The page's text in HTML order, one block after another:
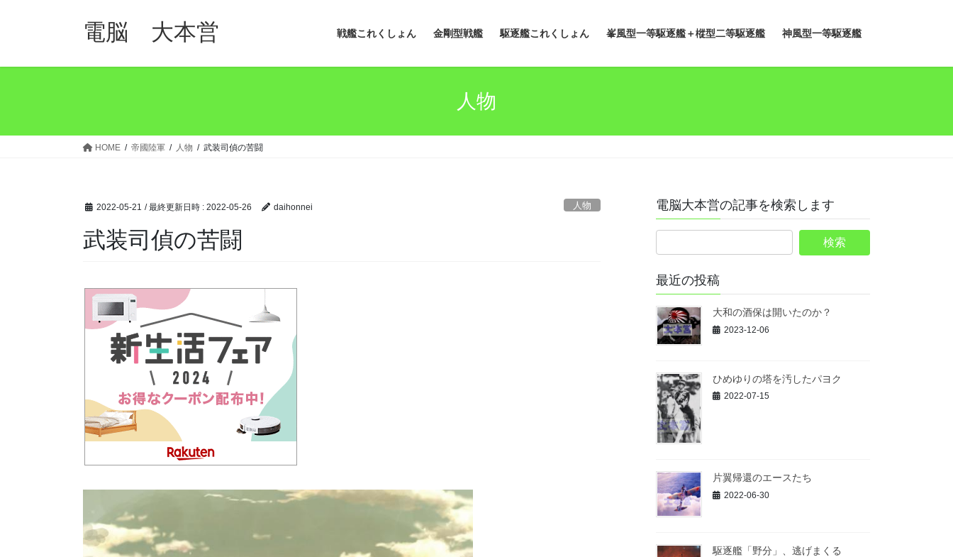
電脳 大本営 戦艦これくしょん 金剛型戦艦 駆逐艦これくしょん 峯風型一等駆逐艦＋樅型二等駆逐艦 神風型一等駆逐艦
人物
HOME 帝國陸軍 人物 武装司偵の苦闘
2022-05-21 / 最終更新日時 : 2022-05-26 daihonnei 人物
武装司偵の苦闘
電脳大本営の記事を検索します
最近の投稿
大和の酒保は開いたのか？
2023-12-06
ひめゆりの塔を汚したパヨク
2022-07-15
片翼帰還のエースたち
2022-06-30
駆逐艦「野分」、逃げまくる